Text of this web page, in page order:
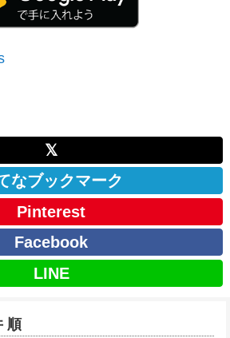
𝕏
なブックマーク
Pinterest
Facebook
LINE
順